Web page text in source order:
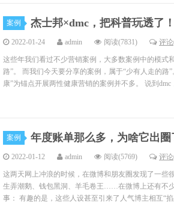
案例 杰士邦×dmc，把科普玩透了！
2022-01-24 admin 阅读(7831) 评
这些年我们看过不少营销案例，大多数案例中的模式
路”。 而我们今天要分享的案例，属于“少有人走的路
康”为锚点开展两性健康营销的案例并不多。 说到
案例 年度账单那么多，为啥它出圈
2022-01-12 admin 阅读(5769) 评
这两天网上冲浪的时候，在微博和朋友圈发现了一些
生弄潮鹅、钱包黑洞、羊毛卷王……在微博上还有不
事： 有趣的是，这些人设甚至引来了人气博主相互